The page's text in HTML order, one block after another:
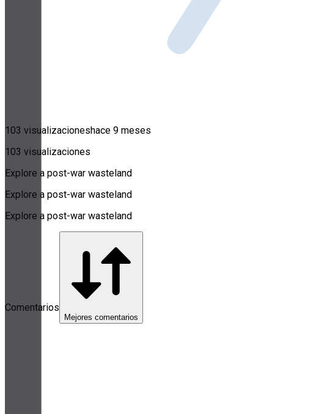
103 visualizacioneshace 9 meses
103 visualizaciones
Explore a post-war wasteland
Explore a post-war wasteland
Explore a post-war wasteland
Comentarios
Mejores comentarios